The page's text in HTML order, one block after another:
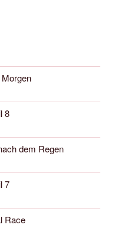
8
dem Regen
7
Race